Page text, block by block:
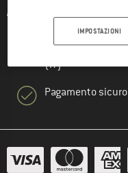
(IT)
Pagamento sicuro
IMPOSTAZIONI